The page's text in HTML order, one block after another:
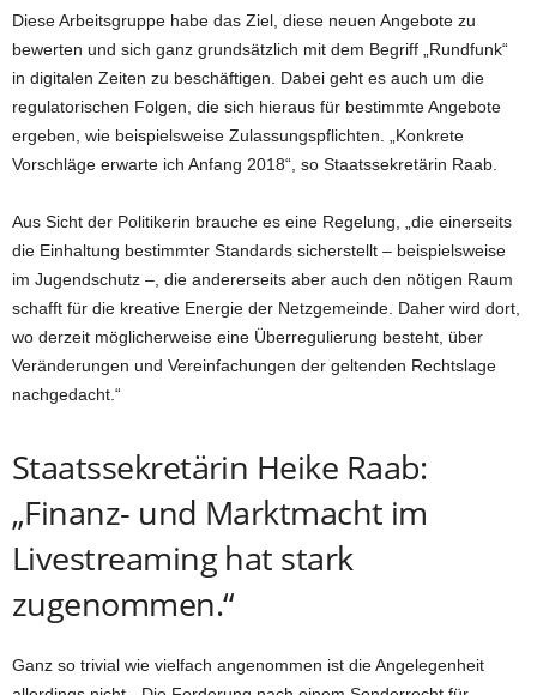
Diese Arbeitsgruppe habe das Ziel, diese neuen Angebote zu
bewerten und sich ganz grundsätzlich mit dem Begriff „Rundfunk“
in digitalen Zeiten zu beschäftigen. Dabei geht es auch um die
regulatorischen Folgen, die sich hieraus für bestimmte Angebote
ergeben, wie beispielsweise Zulassungspflichten. „Konkrete
Vorschläge erwarte ich Anfang 2018“, so Staatssekretärin Raab.
Aus Sicht der Politikerin brauche es eine Regelung, „die einerseits
die Einhaltung bestimmter Standards sicherstellt – beispielsweise
im Jugendschutz –, die andererseits aber auch den nötigen Raum
schafft für die kreative Energie der Netzgemeinde. Daher wird dort,
wo derzeit möglicherweise eine Überregulierung besteht, über
Veränderungen und Vereinfachungen der geltenden Rechtslage
nachgedacht.“
Staatssekretärin Heike Raab:
„Finanz- und Marktmacht im
Livestreaming hat stark
zugenommen.“
Ganz so trivial wie vielfach angenommen ist die Angelegenheit